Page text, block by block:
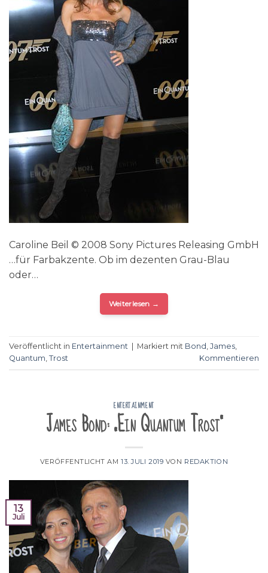
Caroline Beil © 2008 Sony Pictures Releasing GmbH
…für Farbakzente. Ob im dezenten Grau-Blau
oder…
Weiterlesen →
Veröffentlicht in Entertainment Markiert mit Bond James
Quantum Trost Kommentieren
ENTERTAINMENT
James Bond: „Ein Quantum Trost“
VERÖFFENTLICHT AM 13. JULI 2019 VON REDAKTION
13
Juli